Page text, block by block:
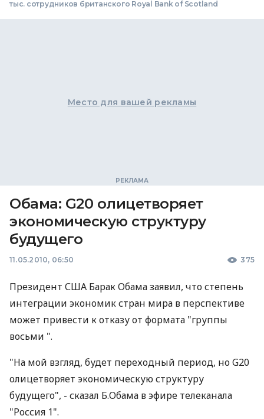
тыс. сотрудников британского Royal Bank of Scotland
Место для вашей рекламы
Обама: G20 олицетворяет
экономическую структуру
будущего
11.05.2010, 06:50 375
Президент США Барак Обама заявил, что степень
интеграции экономик стран мира в перспективе
может привести к отказу от формата "группы
восьми ".
"На мой взгляд, будет переходный период, но G20
олицетворяет экономическую структуру
будущего", - сказал Б.Обама в эфире телеканала
"Россия 1".